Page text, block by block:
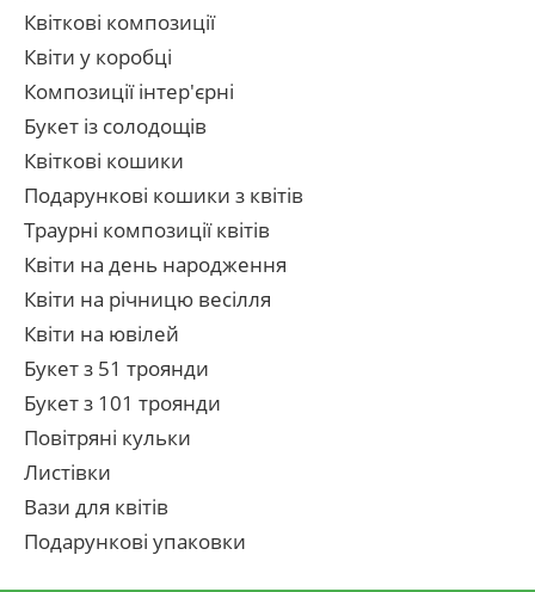
Квіткові композиції
Квіти у коробці
Композиції інтер'єрні
Букет із солодощів
Квіткові кошики
Подарункові кошики з квітів
Траурні композиції квітів
Квіти на день народження
Квіти на річницю весілля
Квіти на ювілей
Букет з 51 троянди
Букет з 101 троянди
Повітряні кульки
Листівки
Вази для квітів
Подарункові упаковки